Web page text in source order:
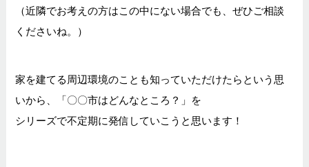
（近隣でお考えの方はこの中にない場合でも、ぜひご相談
くださいね。）
家を建てる周辺環境のことも知っていただけたらという思
いから、「〇〇市はどんなところ？」を
シリーズで不定期に発信していこうと思います！